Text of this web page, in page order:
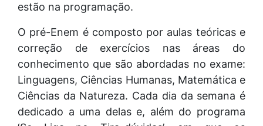
estão na programação.
O pré-Enem é composto por aulas teóricas e
correção de exercícios nas áreas do
conhecimento que são abordadas no exame:
Linguagens, Ciências Humanas, Matemática e
Ciências da Natureza. Cada dia da semana é
dedicado a uma delas e, além do programa